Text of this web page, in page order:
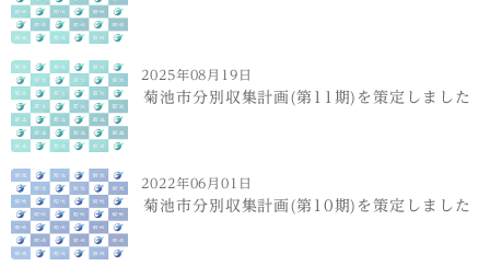
2025年08月19日
菊池市分別収集計画(第11期)を策定しました
2022年06月01日
菊池市分別収集計画(第10期)を策定しました